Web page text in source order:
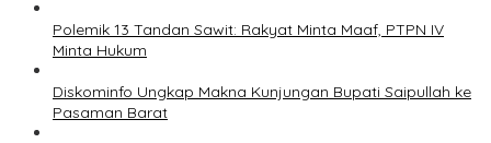
Polemik 13 Tandan Sawit: Rakyat Minta Maaf, PTPN IV
Minta Hukum
Diskominfo Ungkap Makna Kunjungan Bupati Saipullah ke
Pasaman Barat